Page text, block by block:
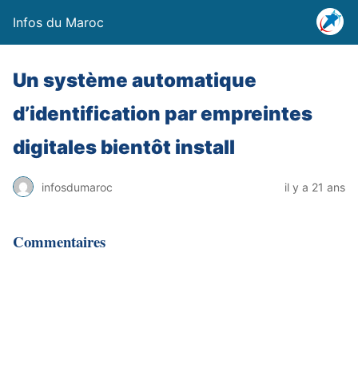
Infos du Maroc
Un système automatique
d’identification par empreintes
digitales bientôt install
infosdumaroc il y a 21 ans
Commentaires